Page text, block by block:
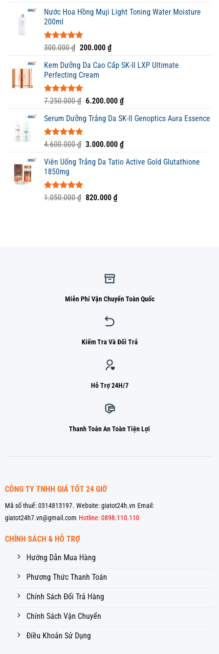
5 sao
là:
tại
Nước Hoa Hồng Muji Light Toning Water Moisture
200ml
Được xếp
5.00
5 sao
300.000₫ Giá
là:
300.000 ₫.
200.000 ₫Giá
tại
Kem Dưỡng Da Cao Cấp SK-II LXP Ultimate
Perfecting Cream
Được xếp
5 sao
7.250.000₫ Giá
là:
6.200.000 ₫Giá
tại
6.200.000 ₫.
Serum Dưỡng Trắng Da SK-II Genoptics Aura Essence
Được xếp
5 sao
4.600.000₫ Giá
là:
3.000.000 ₫Giá
tại
Viên Uống Trắng Da Tatio Active Gold Glutathione
1850mg
Được xếp
1.050.000₫ Giá
820.000 ₫Giá
Miễn Phí Vận Chuyển Toàn Quốc
Kiểm Tra Và Đổi Trả
Hỗ Trợ 24H/7
Thanh Toán An Toàn Tiện Lợi
CÔNG TY TNHH GIÁ TỐT 24 GIỜ
Mã số thuế: 0314813197. Website: giatot24h.vn Email:
giatot24h7.vn@gmail.com Hotline: 0898.110.110
CHÍNH SÁCH & HỖ TRỢ
Hướng Dẫn Mua Hàng
Phương Thức Thanh Toán
Chính Sách Đổi Trả Hàng
Chính Sách Vận Chuyển
Điều Khoản Sử Dụng